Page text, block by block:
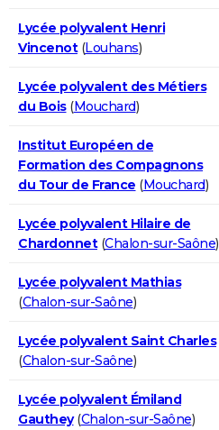
Lycée polyvalent Henri
Vincenot(Louhans)
Lycée polyvalent des Métiers
du Bois(Mouchard)
Institut Européen de
Formation des Compagnons
du Tour de France (Mouchard)
Lycée polyvalent Hilaire de
Chardonnet(Chalon-sur-Saône)
Lycée polyvalent Mathias
(Chalon-sur-Saône)
Lycée polyvalent Saint Charles
(Chalon-sur-Saône)
Lycée polyvalent Émiland
Gauthey(Chalon-sur-Saône)